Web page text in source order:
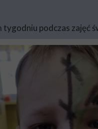
tygodniu podczas zajęć